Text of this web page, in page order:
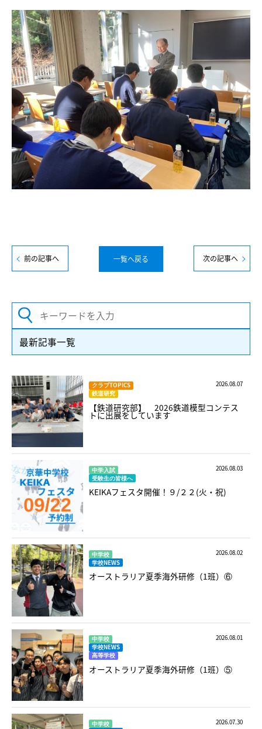
前の記事へ 一覧へ戻る 次の記事へ
最新記事一覧
クラブTOPICS
鉄道研究
2026.08.07
【鉄道研究部】 2026鉄道模型コンテス
トに出展をしています
中学入試
受験生の皆様へ
2026.08.03
KEIKAフェスタ開催！９/２２(火・祝)
中学校
学校NEWS
2026.08.02
オーストラリア夏季海外研修（1班）⑥
中学校
学校NEWS
高等学校
2026.08.01
オーストラリア夏季海外研修（1班）⑤
中学校
2026.07.30